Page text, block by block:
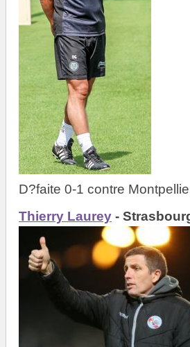
D?faite 0-1 contre
Thierry Laurey -